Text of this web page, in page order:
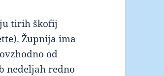
tirih škofij
Župnija ima
od
nedeljah redno